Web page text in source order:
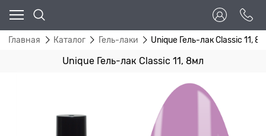
Главная Каталог Гель-лаки Unique Гель-лак Classic 11,
Unique Гель-лак Classic 11, 8мл